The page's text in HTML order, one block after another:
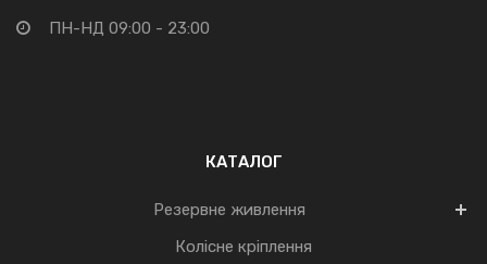
ПН-НД 09:00 - 23:00
КАТАЛОГ
Резервне живлення
Колісне кріплення